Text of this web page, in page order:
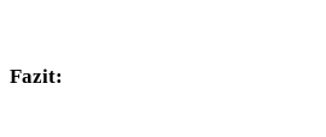
Fazit: